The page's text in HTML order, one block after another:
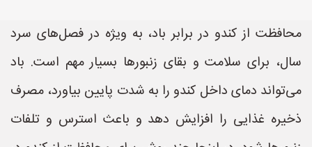
محافظت از کندو در برابر باد، به ویژه در فصل‌های سرد
سال، برای سلامت و بقای زنبورها بسیار مهم است. باد
می‌تواند دمای داخل کندو را به شدت پایین بیاورد، مصرف
ذخیره غذایی را افزایش دهد و باعث استرس و تلفات